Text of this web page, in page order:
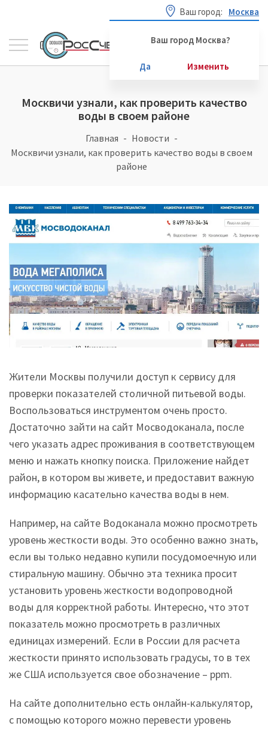
Ваш город: Москва
Ваш город Москва?
Да Изменить
Москвичи узнали, как проверить качество
воды в своем районе
Главная
Новости
Москвичи узнали, как проверить качество воды в своем
районе
Жители Москвы получили доступ к сервису для
проверки показателей столичной питьевой воды.
Воспользоваться инструментом очень просто.
Достаточно зайти на сайт Мосводоканала, после
чего указать адрес проживания в соответствующем
меню и нажать кнопку поиска. Приложение найдет
район, в котором вы живете, и предоставит важную
информацию касательно качества воды в нем.
Например, на сайте Водоканала можно просмотреть
уровень жесткости воды. Это особенно важно знать,
если вы только недавно купили посудомоечную или
стиральную машину. Обычно эта техника просит
установить уровень жесткости водопроводной
воды для корректной работы. Интересно, что этот
показатель можно просмотреть в различных
единицах измерений. Если в России для расчета
жесткости принято использовать градусы, то в тех
же США используется свое обозначение – ppm.
На сайте дополнительно есть онлайн-калькулятор,
с помощью которого можно перевести уровень